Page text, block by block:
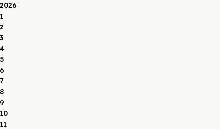
2026
1
2
3
4
5
6
7
8
9
10
11